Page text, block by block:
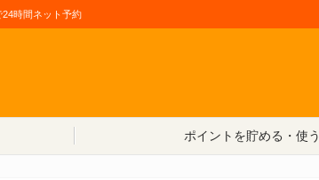
時間ネット予約
ポイントを貯める・使う